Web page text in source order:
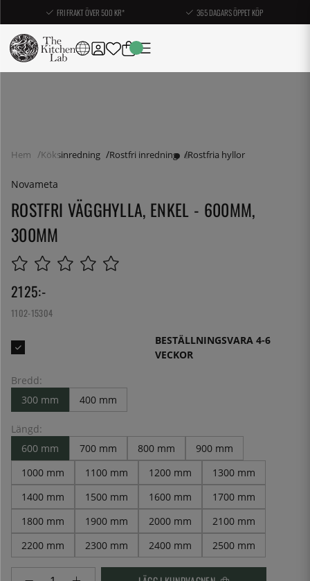
FRI FRAKT ÖVER 500 KR* 365 DAGARS ÖPPET KÖP
Hem Köksinredning Rostfri inredning Rostfria hyllor
Novameta
ROSTFRI VÄGGHYLLA, ENKEL - 600MM,
300MM
2125:-
1102-15304
BESTÄLLNINGSVARA 4-6
VECKOR
Bredd:
300 mm
400 mm
Längd:
600 mm
700 mm 800 mm
900 mm
1000 mm
1100 mm 1200 mm
1300 mm
1400 mm
1500 mm 1600 mm
1700 mm
1800 mm
1900 mm 2000 mm
2100 mm
2200 mm
2300 mm 2400 mm 2500 mm